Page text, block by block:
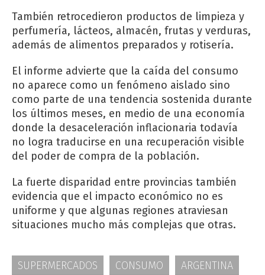
También retrocedieron productos de limpieza y
perfumería, lácteos, almacén, frutas y verduras,
además de alimentos preparados y rotisería.
El informe advierte que la caída del consumo
no aparece como un fenómeno aislado sino
como parte de una tendencia sostenida durante
los últimos meses, en medio de una economía
donde la desaceleración inflacionaria todavía
no logra traducirse en una recuperación visible
del poder de compra de la población.
La fuerte disparidad entre provincias también
evidencia que el impacto económico no es
uniforme y que algunas regiones atraviesan
situaciones mucho más complejas que otras.
SUPERMERCADOS CONSUMO
ARGENTINA